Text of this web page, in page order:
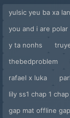
Chương 37
Chương 39
Chương 40
Chương 41
yulsic yeu ba xa
you and i are
y ta nonhs
thebedproblem
rafael x luka
lily ss1 chap 1
gap mat offline